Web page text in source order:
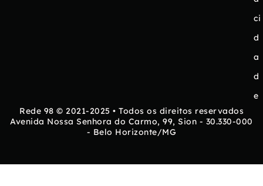
ci
d
a
d
e
Rede 98 © 2021-2025 • Todos os direitos reservados
Avenida Nossa Senhora do Carmo, 99, Sion - 30.330-000
- Belo Horizonte/MG